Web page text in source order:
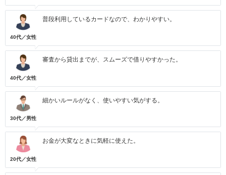
40代／女性
普段利用しているカードなので、わかりやすい。
40代／女性
審査から貸出までが、スムーズで借りやすかった。
30代／男性
細かいルールがなく、使いやすい気がする。
20代／女性
お金が大変なときに気軽に使えた。